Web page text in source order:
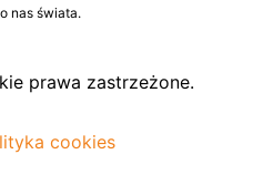
nas świata.
prawa zastrzeżone.
cookies